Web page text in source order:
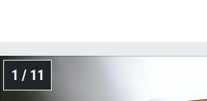
1 / 11